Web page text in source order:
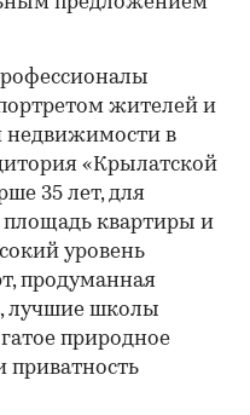
жителей и
недвижимости в
«Крылатской
35 лет, для
квартиры и
уровень
продуманная
лучшие школы
природное
приватность